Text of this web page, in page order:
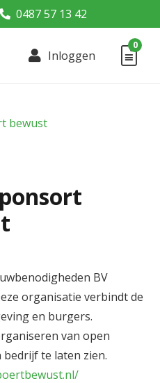
0487 57 13 42
Inloggen
0
bewust
BV
organisatie verbindt de
en burgers.
van open
te laten zien.